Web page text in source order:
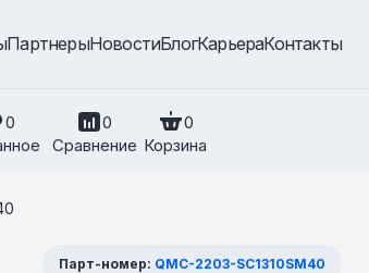
ПартнерыНовостиБлогКарьераКонтакты
0
0
Сравнение
0
Корзина
Парт-номер: QMC-2203-SC1310SM40